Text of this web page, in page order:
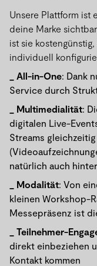
Unsere Plattform ist
deine Marke
ist sie
individuell
All-in-One: Dank
Service durch
Multimedialität:
digitalen Live-
Streams
natürlich auch
Modalität: Von
kleinen Workshop-
Messepräsenz ist
Teilnehmer-
direkt einbeziehen
Kontakt kommen